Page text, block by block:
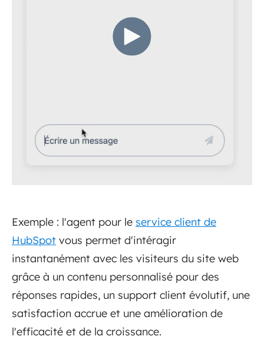
Exemple : l'agent pour le service client de
HubSpot vous permet d'intéragir
instantanément avec les visiteurs du site web
grâce à un contenu personnalisé pour des
réponses rapides, un support client évolutif, une
satisfaction accrue et une amélioration de
l'efficacité et de la croissance.